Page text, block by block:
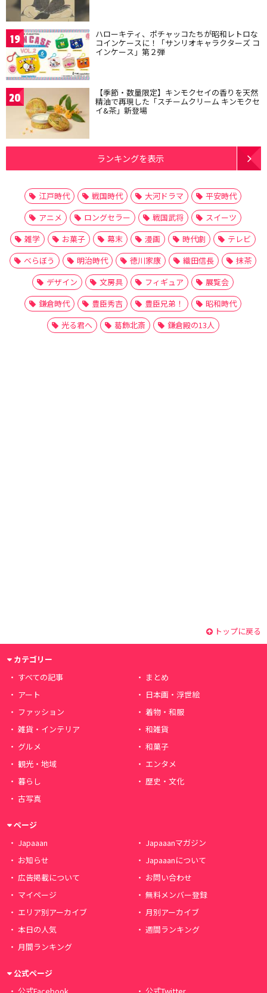
19 ハローキティ、ポチャッコたちが昭和レトロな
コインケースに！「サンリオキャラクターズ コ
インケース」第２弾
20 【季節・数量限定】キンモクセイの香りを天然
精油で再現した「スチームクリーム キンモクセ
イ&茶」新登場
ランキングを表示
江戸時代 戦国時代 大河ドラマ
平安時代
アニメ
ロングセラー 戦国武将
スイーツ
雑学
お菓子 幕末 漫画 時代劇
テレビ
べらぼう
明治時代 徳川家康 織田信長
抹茶
デザイン
文房具 フィギュア
展覧会
鎌倉時代
豊臣秀吉 豊臣兄弟！
昭和時代
光る君へ
葛飾北斎 鎌倉殿の13人
トップに戻る
カテゴリー
すべての記事
まとめ
アート
日本画・浮世絵
ファッション
着物・和服
雑貨・インテリア
和雑貨
グルメ
和菓子
観光・地域
エンタメ
暮らし
歴史・文化
古写真
ページ
Japaaan
Japaaanマガジン
お知らせ
Japaaanについて
広告掲載について
お問い合わせ
マイページ
無料メンバー登録
エリア別アーカイブ
月別アーカイブ
本日の人気
週間ランキング
月間ランキング
公式ページ